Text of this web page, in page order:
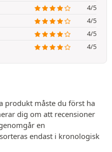
4/5
4/5
4/5
4/5
produkt måste du först ha
dig om att recensioner
en
endast i kronologisk